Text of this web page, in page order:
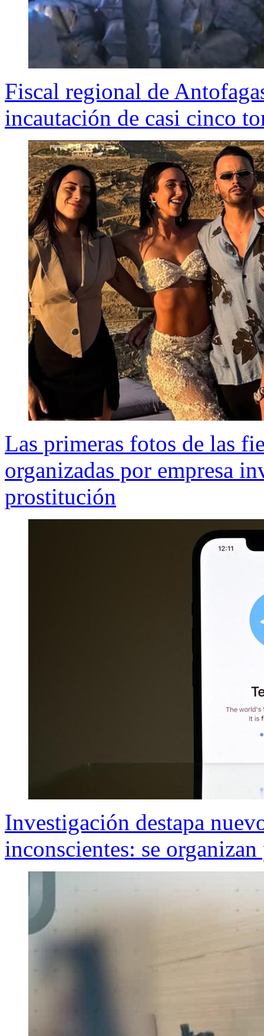
Fiscal regional de
incautación de casi cinco
Las primeras fotos de las
organizadas por empresa
prostitución
Investigación destapa
inconscientes: se